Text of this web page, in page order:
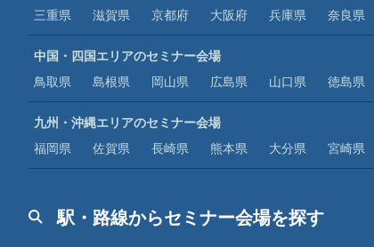
三重県
滋賀県 京都府 大阪府 兵庫県 奈良県
中国・四国エリアのセミナー会場
鳥取県
島根県 岡山県 広島県 山口県 徳島県
九州・沖縄エリアのセミナー会場
福岡県
佐賀県 長崎県 熊本県 大分県 宮崎県
駅・路線からセミナー会場を探す